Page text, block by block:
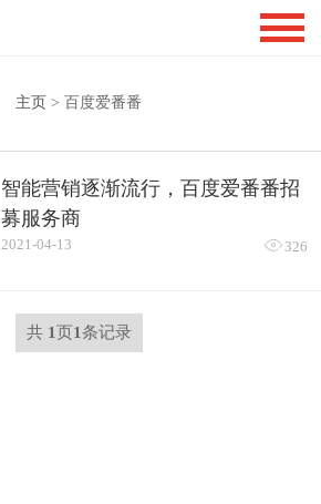
主页 > 百度爱番番
智能营销逐渐流行，百度爱番番招
募服务商
2021-04-13 326
共 1页1条记录